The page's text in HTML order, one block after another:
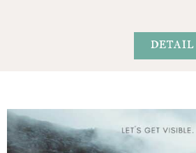
DETAIL